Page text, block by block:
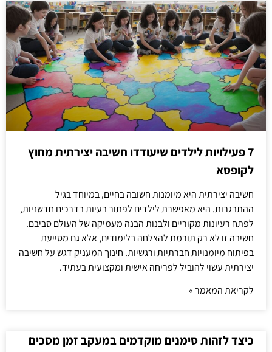
7 פעילויות לילדים שיעודדו חשיבה יצירתית מחוץ
לקופסא
חשיבה יצירתית היא מיומנות חשובה בחיים, במיוחד בגיל
ההתבגרות. היא מאפשרת לילדים לפתור בעיות בדרכים חדשניות,
לפתח רעיונות מקוריים ולבנות הבנה מעמיקה של העולם סביבם.
חשיבה זו לא רק תורמת להצלחה בלימודים, אלא גם מסייעת
בפיתוח מיומנויות חברתיות ורגשיות. חינוך המעניק דגש על חשיבה
יצירתית עשוי להוביל לפריחה אישית ומקצועית בעתיד.
לקריאת המאמר »
כיצד לזהות סימנים מוקדמים במעקב זמן מסכים